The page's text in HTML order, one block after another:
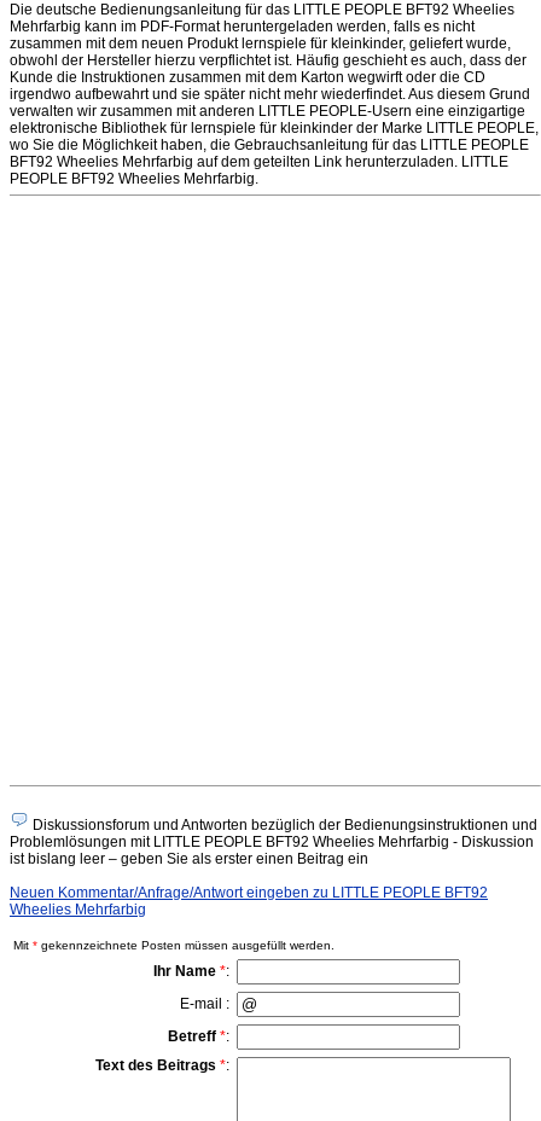
Die deutsche Bedienungsanleitung für das LITTLE PEOPLE BFT92 Wheelies
Mehrfarbig kann im PDF-Format heruntergeladen werden, falls es nicht
zusammen mit dem neuen Produkt lernspiele für kleinkinder, geliefert wurde,
obwohl der Hersteller hierzu verpflichtet ist. Häufig geschieht es auch, dass der
Kunde die Instruktionen zusammen mit dem Karton wegwirft oder die CD
irgendwo aufbewahrt und sie später nicht mehr wiederfindet. Aus diesem Grund
verwalten wir zusammen mit anderen LITTLE PEOPLE-Usern eine einzigartige
elektronische Bibliothek für lernspiele für kleinkinder der Marke LITTLE PEOPLE,
wo Sie die Möglichkeit haben, die Gebrauchsanleitung für das LITTLE PEOPLE
BFT92 Wheelies Mehrfarbig auf dem geteilten Link herunterzuladen. LITTLE
PEOPLE BFT92 Wheelies Mehrfarbig.
Diskussionsforum und Antworten bezüglich der Bedienungsinstruktionen und
Problemlösungen mit LITTLE PEOPLE BFT92 Wheelies Mehrfarbig - Diskussion
ist bislang leer – geben Sie als erster einen Beitrag ein
Neuen Kommentar/Anfrage/Antwort eingeben zu LITTLE PEOPLE BFT92
Wheelies Mehrfarbig
Mit * gekennzeichnete Posten müssen ausgefüllt werden.
Ihr Name *:
E-mail :
Betreff *:
Text des Beitrags *: